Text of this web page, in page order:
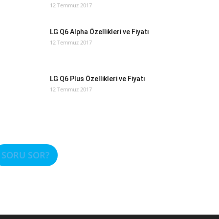
12 Temmuz 2017
LG Q6 Alpha Özellikleri ve Fiyatı
12 Temmuz 2017
LG Q6 Plus Özellikleri ve Fiyatı
12 Temmuz 2017
SORU SOR?